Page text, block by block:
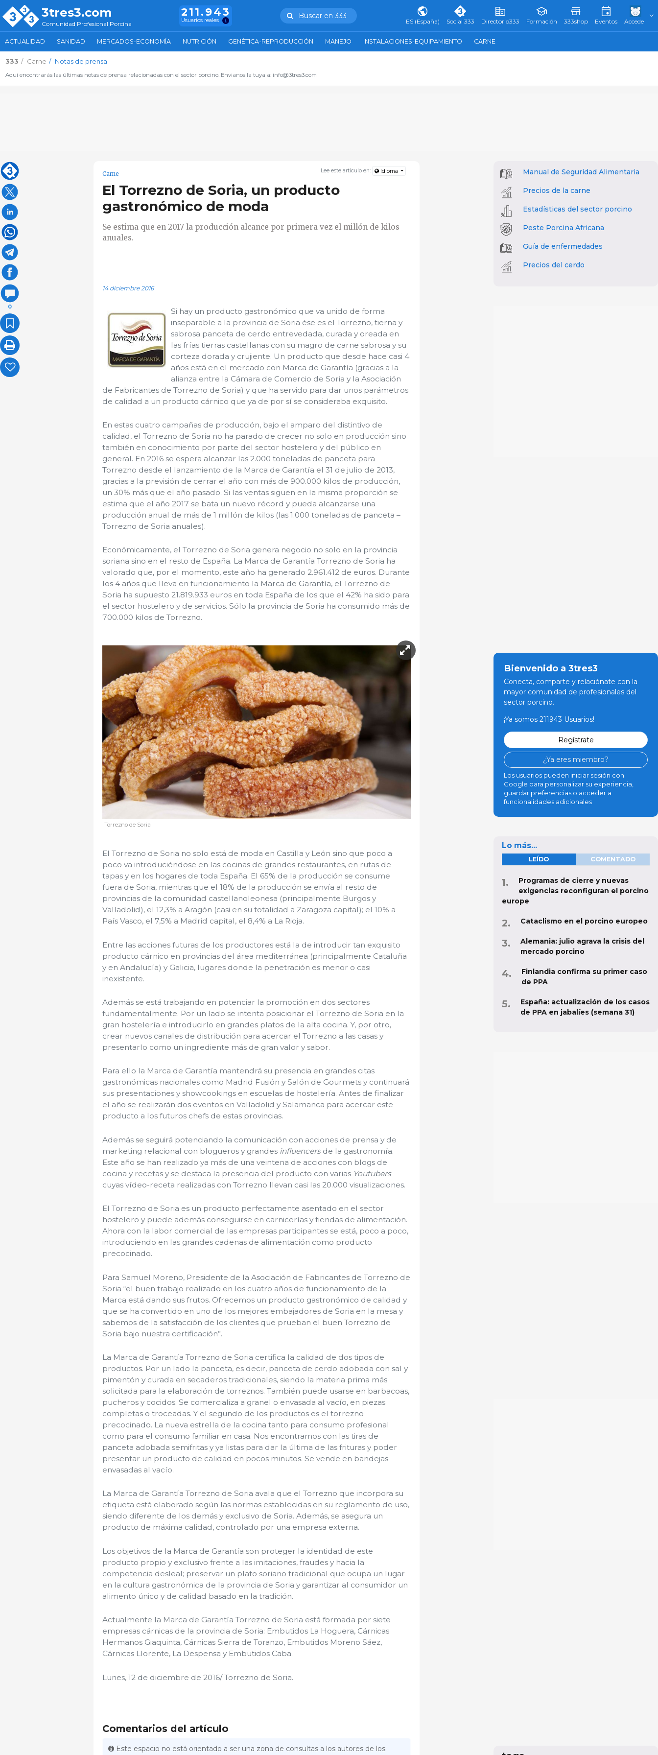
3tres3.com
Comunidad Profesional Porcina
211.943
Usuarios reales
Buscar en 333
ES (España) Social 333 Directorio333 Formación 333shop Eventos Accede
ACTUALIDAD SANIDAD MERCADOS-ECONOMÍA NUTRICIÓN GENÉTICA-REPRODUCCIÓN MANEJO INSTALACIONES-EQUIPAMIENTO CARNE
333 Carne Notas de prensa
Aquí encontrarás las últimas notas de prensa relacionadas con el sector porcino. Envianos la tuya a: info@3tres3.com
0
Lee este artículo en: Idioma
Carne
El Torrezno de Soria, un producto
gastronómico de moda
Se estima que en 2017 la producción alcance por primera vez el millón de kilos
anuales.
14 diciembre 2016
Si hay un producto gastronómico que va unido de forma
inseparable a la provincia de Soria ése es el Torrezno, tierna y
sabrosa panceta de cerdo entrevedada, curada y oreada en
las frías tierras castellanas con su magro de carne sabrosa y su
corteza dorada y crujiente. Un producto que desde hace casi 4
años está en el mercado con Marca de Garantía (gracias a la
alianza entre la Cámara de Comercio de Soria y la Asociación
de Fabricantes de Torrezno de Soria) y que ha servido para dar unos parámetros
de calidad a un producto cárnico que ya de por sí se consideraba exquisito.
En estas cuatro campañas de producción, bajo el amparo del distintivo de
calidad, el Torrezno de Soria no ha parado de crecer no solo en producción sino
también en conocimiento por parte del sector hostelero y del público en
general. En 2016 se espera alcanzar las 2.000 toneladas de panceta para
Torrezno desde el lanzamiento de la Marca de Garantía el 31 de julio de 2013,
gracias a la previsión de cerrar el año con más de 900.000 kilos de producción,
un 30% más que el año pasado. Si las ventas siguen en la misma proporción se
estima que el año 2017 se bata un nuevo récord y pueda alcanzarse una
producción anual de más de 1 millón de kilos (las 1.000 toneladas de panceta –
Torrezno de Soria anuales).
Económicamente, el Torrezno de Soria genera negocio no solo en la provincia
soriana sino en el resto de España. La Marca de Garantía Torrezno de Soria ha
valorado que, por el momento, este año ha generado 2.961.412 de euros. Durante
los 4 años que lleva en funcionamiento la Marca de Garantía, el Torrezno de
Soria ha supuesto 21.819.933 euros en toda España de los que el 42% ha sido para
el sector hostelero y de servicios. Sólo la provincia de Soria ha consumido más de
700.000 kilos de Torrezno.
Torrezno de Soria
El Torrezno de Soria no solo está de moda en Castilla y León sino que poco a
poco va introduciéndose en las cocinas de grandes restaurantes, en rutas de
tapas y en los hogares de toda España. El 65% de la producción se consume
fuera de Soria, mientras que el 18% de la producción se envía al resto de
provincias de la comunidad castellanoleonesa (principalmente Burgos y
Valladolid), el 12,3% a Aragón (casi en su totalidad a Zaragoza capital); el 10% a
País Vasco, el 7,5% a Madrid capital, el 8,4% a La Rioja.
Entre las acciones futuras de los productores está la de introducir tan exquisito
producto cárnico en provincias del área mediterránea (principalmente Cataluña
y en Andalucía) y Galicia, lugares donde la penetración es menor o casi
inexistente.
Además se está trabajando en potenciar la promoción en dos sectores
fundamentalmente. Por un lado se intenta posicionar el Torrezno de Soria en la
gran hostelería e introducirlo en grandes platos de la alta cocina. Y, por otro,
crear nuevos canales de distribución para acercar el Torrezno a las casas y
presentarlo como un ingrediente más de gran valor y sabor.
Para ello la Marca de Garantía mantendrá su presencia en grandes citas
gastronómicas nacionales como Madrid Fusión y Salón de Gourmets y continuará
sus presentaciones y showcookings en escuelas de hostelería. Antes de finalizar
el año se realizarán dos eventos en Valladolid y Salamanca para acercar este
producto a los futuros chefs de estas provincias.
Además se seguirá potenciando la comunicación con acciones de prensa y de
marketing relacional con blogueros y grandes influencersde la gastronomía.
Este año se han realizado ya más de una veintena de acciones con blogs de
cocina y recetas y se destaca la presencia del producto con varias Youtubers
cuyas vídeo-receta realizadas con Torrezno llevan casi las 20.000 visualizaciones.
El Torrezno de Soria es un producto perfectamente asentado en el sector
hostelero y puede además conseguirse en carnicerías y tiendas de alimentación.
Ahora con la labor comercial de las empresas participantes se está, poco a poco,
introduciendo en las grandes cadenas de alimentación como producto
precocinado.
Para Samuel Moreno, Presidente de la Asociación de Fabricantes de Torrezno de
Soria “el buen trabajo realizado en los cuatro años de funcionamiento de la
Marca está dando sus frutos. Ofrecemos un producto gastronómico de calidad y
que se ha convertido en uno de los mejores embajadores de Soria en la mesa y
sabemos de la satisfacción de los clientes que prueban el buen Torrezno de
Soria bajo nuestra certificación”.
La Marca de Garantía Torrezno de Soria certifica la calidad de dos tipos de
productos. Por un lado la panceta, es decir, panceta de cerdo adobada con sal y
pimentón y curada en secaderos tradicionales, siendo la materia prima más
solicitada para la elaboración de torreznos. También puede usarse en barbacoas,
pucheros y cocidos. Se comercializa a granel o envasada al vacío, en piezas
completas o troceadas. Y el segundo de los productos es el torrezno
precocinado. La nueva estrella de la cocina tanto para consumo profesional
como para el consumo familiar en casa. Nos encontramos con las tiras de
panceta adobada semifritas y ya listas para dar la última de las frituras y poder
presentar un producto de calidad en pocos minutos. Se vende en bandejas
envasadas al vacío.
La Marca de Garantía Torrezno de Soria avala que el Torrezno que incorpora su
etiqueta está elaborado según las normas establecidas en su reglamento de uso,
siendo diferente de los demás y exclusivo de Soria. Además, se asegura un
producto de máxima calidad, controlado por una empresa externa.
Los objetivos de la Marca de Garantía son proteger la identidad de este
producto propio y exclusivo frente a las imitaciones, fraudes y hacia la
competencia desleal; preservar un plato soriano tradicional que ocupa un lugar
en la cultura gastronómica de la provincia de Soria y garantizar al consumidor un
alimento único y de calidad basado en la tradición.
Actualmente la Marca de Garantía Torrezno de Soria está formada por siete
empresas cárnicas de la provincia de Soria: Embutidos La Hoguera, Cárnicas
Hermanos Giaquinta, Cárnicas Sierra de Toranzo, Embutidos Moreno Sáez,
Cárnicas Llorente, La Despensa y Embutidos Caba.
Lunes, 12 de diciembre de 2016/ Torrezno de Soria.
Comentarios del artículo
Este espacio no está orientado a ser una zona de consultas a los autores de los
Manual de Seguridad Alimentaria
Precios de la carne
Estadísticas del sector porcino
Peste Porcina Africana
Guía de enfermedades
Precios del cerdo
Bienvenido a 3tres3
Conecta, comparte y relaciónate con la
mayor comunidad de profesionales del
sector porcino.
¡Ya somos 211943 Usuarios!
Regístrate
¿Ya eres miembro?
Los usuarios pueden iniciar sesión con
Google para personalizar su experiencia,
guardar preferencias o acceder a
funcionalidades adicionales
Lo más...
LEÍDO COMENTADO
Programas de cierre y nuevas
exigencias reconfiguran el porcino
europe
Cataclismo en el porcino europeo
Alemania: julio agrava la crisis del
mercado porcino
Finlandia confirma su primer caso
de PPA
España: actualización de los casos
de PPA en jabalíes (semana 31)